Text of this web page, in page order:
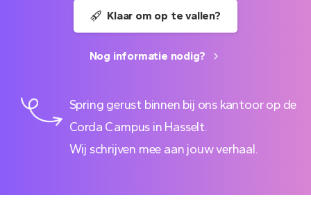
Klaar om op te vallen?
Nog informatie nodig?
Spring gerust binnen bij ons kantoor op de
Corda Campus in Hasselt.
Wij schrijven mee aan jouw verhaal.